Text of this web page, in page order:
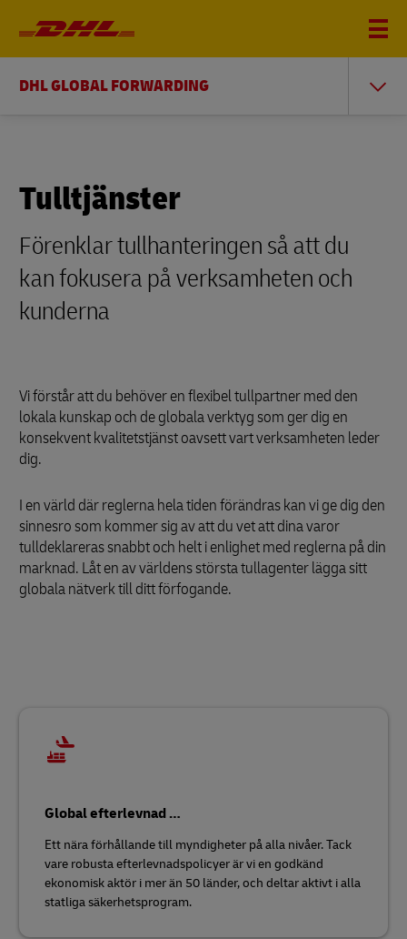
DHL GLOBAL FORWARDING
Tulltjänster
Förenklar tullhanteringen så att du
kan fokusera på verksamheten och
kunderna
Vi förstår att du behöver en flexibel tullpartner med den
lokala kunskap och de globala verktyg som ger dig en
konsekvent kvalitetstjänst oavsett vart verksamheten leder
dig.
I en värld där reglerna hela tiden förändras kan vi ge dig den
sinnesro som kommer sig av att du vet att dina varor
tulldeklareras snabbt och helt i enlighet med reglerna på din
marknad. Låt en av världens största tullagenter lägga sitt
globala nätverk till ditt förfogande.
Global efterlevnad …
Ett nära förhållande till myndigheter på alla nivåer. Tack
vare robusta efterlevnadspolicyer är vi en godkänd
ekonomisk aktör i mer än 50 länder, och deltar aktivt i alla
statliga säkerhetsprogram.